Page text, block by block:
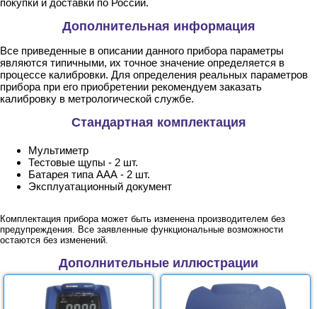
покупки и доставки по России.
Дополнительная информация
Все приведенные в описании данного прибора параметры
являются типичными, их точное значение определяется в
процессе калибровки. Для определения реальных параметров
прибора при его приобретении рекомендуем заказать
калибровку в метрологической службе.
Стандартная комплектация
Мультиметр
Тестовые щупы - 2 шт.
Батарея типа ААА - 2 шт.
Эксплуатационный документ
Комплектация прибора может быть изменена производителем без
предупреждения. Все заявленные функциональные возможности
остаются без изменений.
Дополнительные иллюстрации